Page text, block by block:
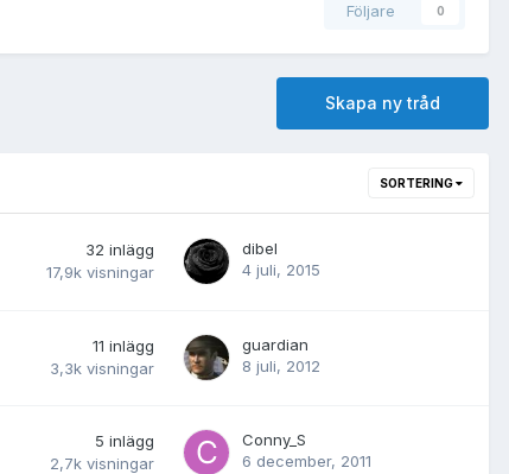
Följare 0
Skapa ny tråd
SORTERING
32 inlägg
17,9k visningar
dibel
4 juli, 2015
11 inlägg
3,3k visningar
guardian
8 juli, 2012
5 inlägg
2,7k visningar
Conny_S
6 december, 2011